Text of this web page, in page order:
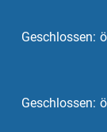
Klicken, um
Geschlossen:
Klicken, um
Geschlossen: